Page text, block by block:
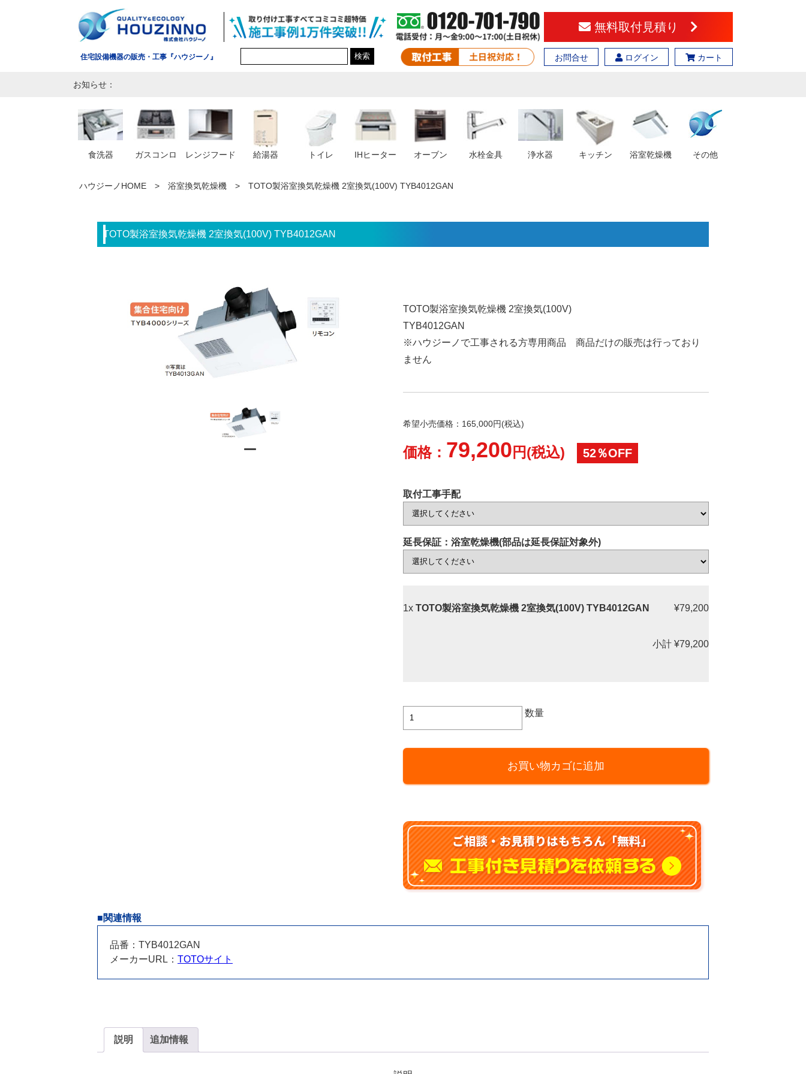
住宅設備機器の販売・工事『ハウジーノ』 検索
無料取付見積り
お問合せ ログイン カート
お知らせ：
食洗器 ガスコンロ レンジフード 給湯器 トイレ IHヒーター オーブン 水栓金具 浄水器 キッチン 浴室乾燥機 その他
ハウジーノHOME 浴室換気乾燥機 TOTO製浴室換気乾燥機 2室換気(100V) TYB4012GAN
TOTO製浴室換気乾燥機 2室換気(100V) TYB4012GAN
TOTO製浴室換気乾燥機 2室換気(100V)
TYB4012GAN
※ハウジーノで工事される方専用商品 商品だけの販売は行っており
ません
希望小売価格：165,000円(税込)
価格： 79,200 円(税込) 52％OFF
取付工事手配
延長保証：浴室乾燥機(部品は延長保証対象外)
1x TOTO製浴室換気乾燥機 2室換気(100V) TYB4012GAN ¥79,200
小計 ¥79,200
数量
TOTO
気
機
2
室
換
気
個
お買い物カゴに追加
■関連情報
品番：TYB4012GAN
メーカーURL： TOTOサイト
説明 追加情報